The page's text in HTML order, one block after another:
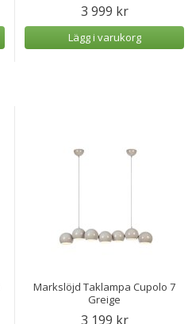
3 999 kr
Lägg i varukorg
Markslöjd Taklampa Cupolo 7
Greige
3 199 kr